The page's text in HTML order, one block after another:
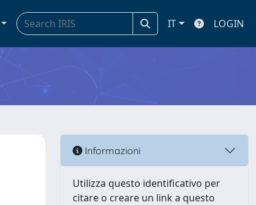
IT LOGIN
Informazioni
Utilizza questo identificativo per
citare o creare un link a questo